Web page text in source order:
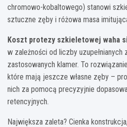
chromowo-kobaltowego) stanowi
sztuczne zęby i różowa masa
Koszt protezy szkieletowej waha
w zależności od liczby uzupełnianych
zastosowanych klamer. To
które mają jeszcze własne zęby –
nich za pomocą precyzyjnie
retencyjnych.
Największa zaleta? Cienka